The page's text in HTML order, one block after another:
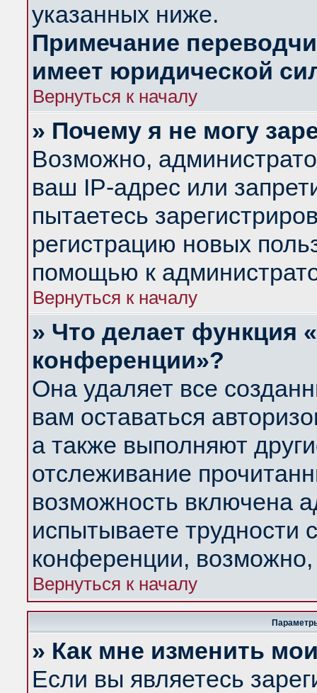
указанных ниже.
Примечание
имеет юридической
Вернуться к началу
» Почему я не могу
Возможно,
ваш IP-адрес или
пытаетесь
регистрацию новых
помощью к
Вернуться к началу
» Что делает функция
конференции»?
Она удаляет все
вам оставаться
а также выполняют
отслеживание
возможность включена
испытываете трудности
конференции,
Вернуться к началу
» Как мне изменить
Если вы являетесь